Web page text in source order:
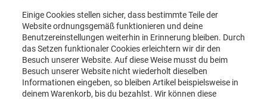
Einige Cookies stellen sicher, dass bestimmte Teile der
Website ordnungsgemäß funktionieren und deine
Benutzereinstellungen weiterhin in Erinnerung bleiben. Durch
das Setzen funktionaler Cookies erleichtern wir dir den
Besuch unserer Website. Auf diese Weise musst du beim
Besuch unserer Website nicht wiederholt dieselben
Informationen eingeben, so bleiben Artikel beispielsweise in
deinem Warenkorb, bis du bezahlst. Wir können diese